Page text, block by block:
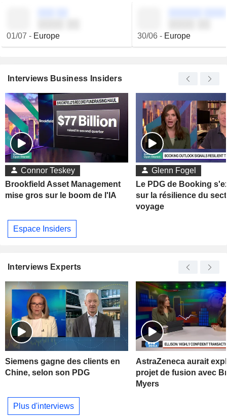
01/07 - Europe 30/06- Europe
Interviews Business Insiders
Connor Teskey
Brookfield Asset Management
mise gros sur le boom de l'IA
Glenn Fogel
Le PDG de Booking
sur la résilience du
voyage
Espace Insiders
Interviews Experts
Siemens gagne des clients en
Chine, selon son PDG
AstraZeneca aurait
projet de fusion avec
Myers
Plus d'interviews